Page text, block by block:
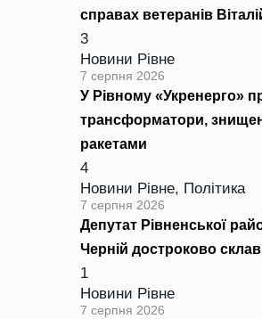
справах ветеранів
3
Новини Рівне
7 серпня 2026
У Рівному «Укренерго»
трансформатори,
ракетами
4
Новини Рівне, Політика
7 серпня 2026
Депутат Рівненської
Черній достроково
1
Новини Рівне
7 серпня 2026